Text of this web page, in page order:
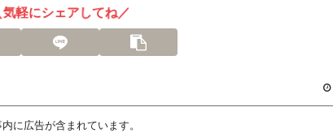
気軽にシェアしてね／
に広告が含まれています。